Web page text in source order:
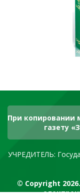
При копировании
газету
УЧРЕДИТЕЛЬ:
© Copyright